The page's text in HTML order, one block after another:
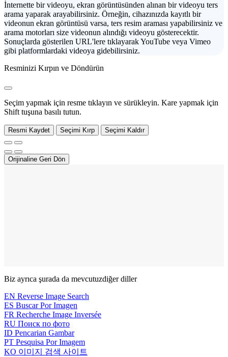
İnternette bir videoyu, ekran görüntüsünden alınan bir videoyu ters
arama yaparak arayabilirsiniz. Örneğin, cihazınızda kayıtlı bir
videonun ekran görüntüsü varsa, ters resim araması yapabilirsiniz ve
arama motorları size videonun alındığı videoyu gösterecektir.
Sonuçlarda gösterilen URL'lere tıklayarak YouTube veya Vimeo
gibi platformlardaki videoya gidebilirsiniz.
Resminizi Kırpın ve Döndürün
Seçim yapmak için resme tıklayın ve sürükleyin. Kare yapmak için
Shift tuşuna basılı tutun.
Resmi Kaydet Seçimi Kırp Seçimi Kaldır
Orijinaline Geri Dön
Biz ayrıca şurada da mevcutuzdiğer diller
EN Reverse Image Search
ES Buscar Por Imagen
FR Recherche Image Inversée
RU Поиск по фото
ID Pencarian Gambar
PT Pesquisa Por Imagem
KO 이미지 검색 사이트